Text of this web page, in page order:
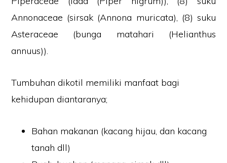
Annonaceae (sirsak (Annona muricata), (8) suku
Asteraceae (bunga matahari (Helianthus
annuus)).
Tumbuhan dikotil memiliki manfaat bagi
kehidupan diantaranya;
Bahan makanan (kacang hijau, dan kacang
tanah dll)